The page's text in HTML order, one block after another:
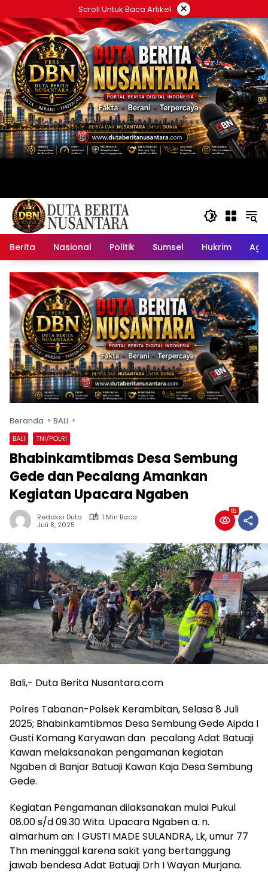
ke
konten
Scroll Untuk Baca Artikel ×
Berita Nasional Politik Sumsel Hukrim
Beranda BALI
BALI TNI/POLRI
Bhabinkamtibmas Desa Sembung
Gede dan Pecalang Amankan
Kegiatan Upacara Ngaben
Redaksi Duta
1 Min Baca
Juli 8, 2025
82
Bali,- Duta Berita Nusantara.com
Polres Tabanan-Polsek Kerambitan, Selasa 8 Juli
2025; Bhabinkamtibmas Desa Sembung Gede Aipda I
Gusti Komang Karyawan dan pecalang Adat Batuaji
Kawan melaksanakan pengamanan kegiatan
Ngaben di Banjar Batuaji Kawan Kaja Desa Sembung
Gede.
Kegiatan Pengamanan dilaksanakan mulai Pukul
08.00 s/d 09.30 Wita. Upacara Ngaben a. n.
almarhum an: l GUSTI MADE SULANDRA, Lk, umur 77
Thn meninggal karena sakit yang bertanggung
jawab bendesa Adat Batuaji Drh I Wayan Murjana.